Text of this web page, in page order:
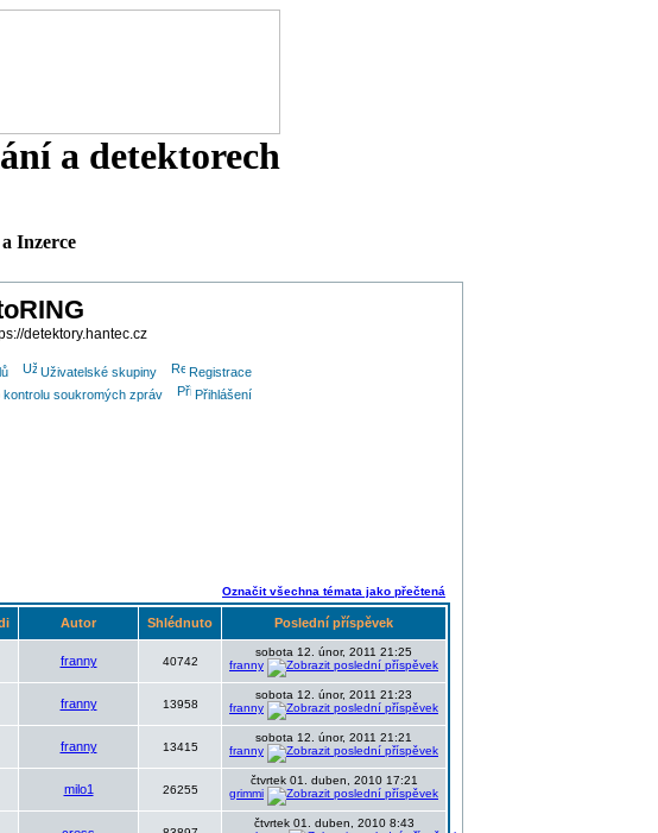
a detektorech
Inzerce
detektory.hantec.cz
Uživatelské skupiny
Registrace
kontrolu soukromých zpráv Přihlášení
Označit všechna témata jako přečtená
Autor Shlédnuto Poslední příspěvek
franny 40742
sobota 12. únor, 2011 21:25
franny
franny 13958
sobota 12. únor, 2011 21:23
franny
franny 13415
sobota 12. únor, 2011 21:21
franny
milo1 26255
čtvrtek 01. duben, 2010 17:21
grimmi
čtvrtek 01. duben, 2010 8:43